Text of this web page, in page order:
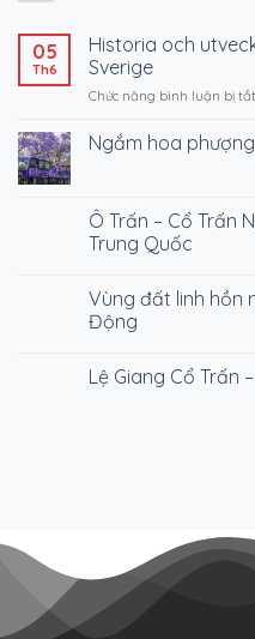
05
Th6
Historia och
Sverige
Chức năng bình luận bị tắt
Ngắm hoa
Ô Trấn – Cổ Trấn
Trung Quốc
Vùng đất linh hồn
Động
Lệ Giang Cổ Trấn